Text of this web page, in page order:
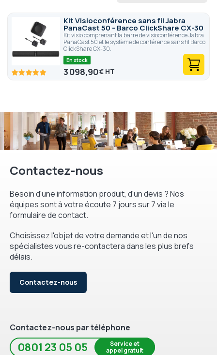
Kit Visioconférence sans fil Jabra
PanaCast 50 - Barco ClickShare CX-30
Kit visio comprenant la barre de visioconférence Jabra
PanaCast 50 et le système de conférence sans fil Barco
ClickShare CX-30.
100 100
En stock
3 098,90€
Contactez-nous
Besoin d'une information produit, d'un devis ? Nos
équipes sont à votre écoute 7 jours sur 7 via le
formulaire de contact.
Choisissez l'objet de votre demande et l'un de nos
spécialistes vous re-contactera dans les plus brefs
délais.
Contactez-nous
Contactez-nous par téléphone
0801 23 05 05
Service et
appel gratuit